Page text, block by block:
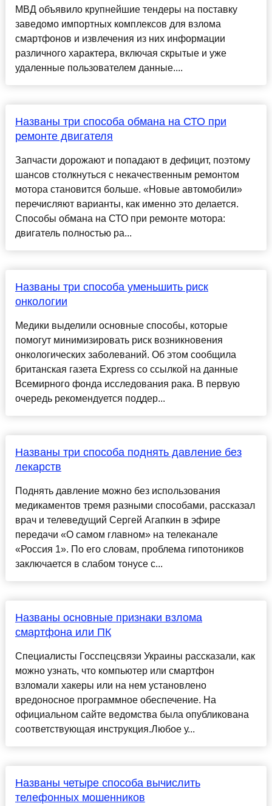
МВД объявило крупнейшие тендеры на поставку
заведомо импортных комплексов для взлома
смартфонов и извлечения из них информации
различного характера, включая скрытые и уже
удаленные пользователем данные....
Названы три способа обмана на СТО при
ремонте двигателя
Запчасти дорожают и попадают в дефицит, поэтому
шансов столкнуться с некачественным ремонтом
мотора становится больше. «Новые автомобили»
перечисляют варианты, как именно это делается.
Способы обмана на СТО при ремонте мотора:
двигатель полностью ра...
Названы три способа уменьшить риск
онкологии
Медики выделили основные способы, которые
помогут минимизировать риск возникновения
онкологических заболеваний. Об этом сообщила
британская газета Express со ссылкой на данные
Всемирного фонда исследования рака. В первую
очередь рекомендуется поддер...
Названы три способа поднять давление без
лекарств
Поднять давление можно без использования
медикаментов тремя разными способами, рассказал
врач и телеведущий Сергей Агапкин в эфире
передачи «О самом главном» на телеканале
«Россия 1». По его словам, проблема гипотоников
заключается в слабом тонусе с...
Названы основные признаки взлома
смартфона или ПК
Специалисты Госспецсвязи Украины рассказали, как
можно узнать, что компьютер или смартфон
взломали хакеры или на нем установлено
вредоносное программное обеспечение. На
официальном сайте ведомства была опубликована
соответствующая инструкция.Любое у...
Названы четыре способа вычислить
телефонных мошенников